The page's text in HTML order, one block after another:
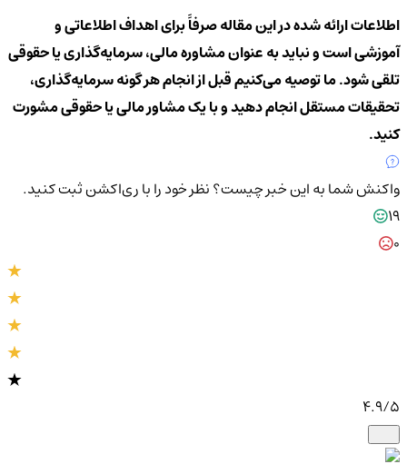
اطلاعات ارائه شده در این مقاله صرفاً برای اهداف اطلاعاتی و
آموزشی است و نباید به عنوان مشاوره مالی، سرمایه‌گذاری یا حقوقی
تلقی شود. ما توصیه می‌کنیم قبل از انجام هر گونه سرمایه‌گذاری،
تحقیقات مستقل انجام دهید و با یک مشاور مالی یا حقوقی مشورت
کنید.
واکنش شما به این خبر چیست؟نظر خود را با ری‌اکشن ثبت کنید.
19
4.9/5